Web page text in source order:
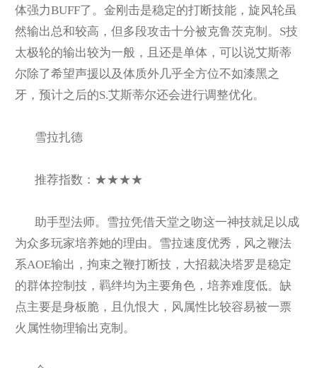
体强力BUFF了。金刚击是稳定的打断技能，旋风轮虽
然输出总和较高，但多段攻击十分被克鲁茨克制。S技
太极轮的输出较为一般，且还是单体，可以说艾斯蒂
尔除了希望声援以及体质外几乎全方位不如漆黑之
牙，预计之后的S.艾斯蒂尔还会进行调整优化。
雪拉扎德
推荐指数：★★★★
助手型法师。雪拉凭借天堂之吻这一神技就足以成
为众多玩家培养她的理由。雪拉速度优秀，风之鞭法
系AOE输出，拘束之鞭打断技，大招裁决塔罗是稳定
的群体控制技，羁绊均为主要角色，培养难度低。缺
点主要是身板脆，且仇恨大，风属性比较容易被一票
火属性物理输出克制。